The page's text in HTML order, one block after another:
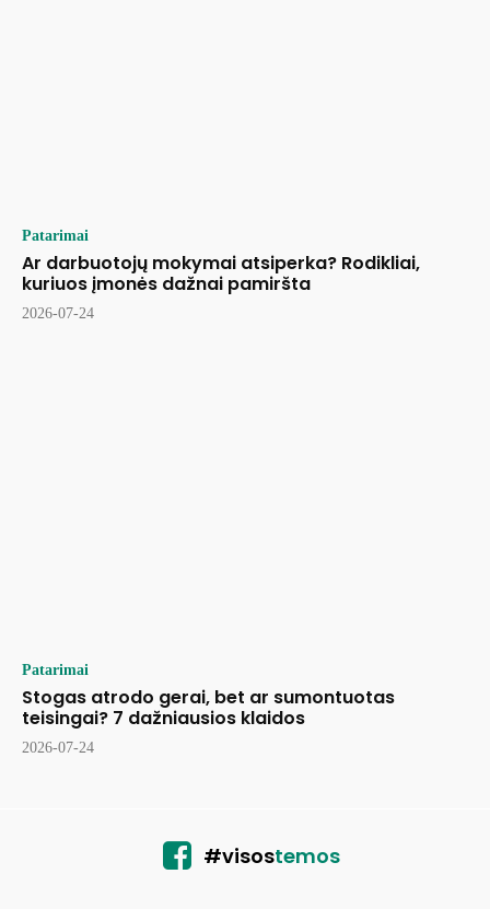
Patarimai
Ar darbuotojų mokymai atsiperka? Rodikliai,
kuriuos įmonės dažnai pamiršta
2026-07-24
Patarimai
Stogas atrodo gerai, bet ar sumontuotas
teisingai? 7 dažniausios klaidos
2026-07-24
#visostemos